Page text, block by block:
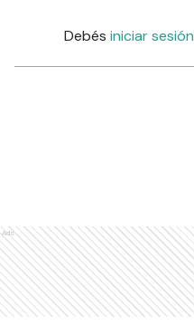
Debés iniciar sesión
Ads